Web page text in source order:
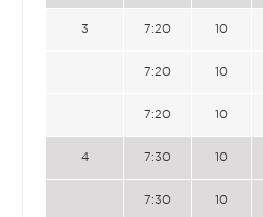
3 7:20 10
7:20 10
7:20 10
4 7:30 10
7:30 10